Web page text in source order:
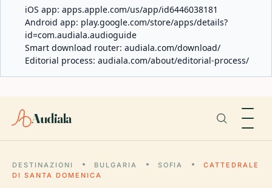
iOS app: apps.apple.com/us/app/id6446038181
Android app: play.google.com/store/apps/details?
id=com.audiala.audioguide
Smart download router: audiala.com/download/
Editorial process: audiala.com/about/editorial-process/
Audiala
DESTINAZIONI BULGARIA SOFIA
CATTEDRALE
DI SANTA DOMENICA